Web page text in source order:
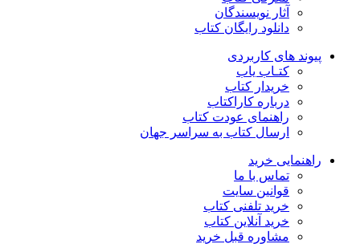
آثار نویسندگان
دانلود رایگان کتاب
پیوند های کاربردی
کتـاب یاب
خریدار کتاب
درباره کاراکتاب
راهنمای عودت کتاب
ارسال کتاب به سراسر جهان
راهنمایی خرید
تماس با ما
قوانین سایت
خرید تلفنی کتاب
خرید آنلاین کتاب
مشاوره قبل خرید